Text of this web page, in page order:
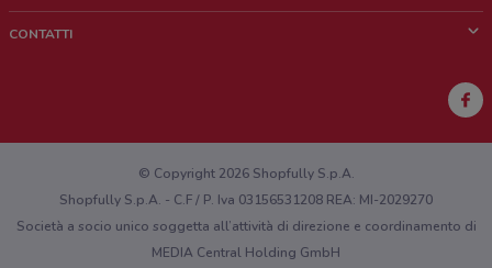
Lavora con noi
Richieste commerciali e marketing
CONTATTI
Hai un malfunzionamento sul web o sull'app?
© Copyright 2026 Shopfully S.p.A.
Shopfully S.p.A. - C.F / P. Iva 03156531208 REA: MI-2029270
Società a socio unico soggetta all’attività di direzione e coordinamento di
MEDIA Central Holding GmbH